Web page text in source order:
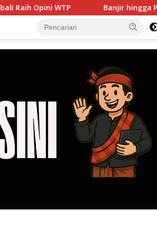
Banjir hingga PJU Harus Jadi